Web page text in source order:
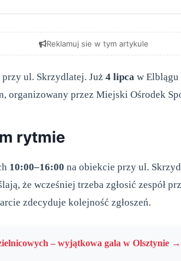
Reklamuj sie w tym artykule
przy ul. Skrzydlatej. Już 4 lipca w
organizowany przez Miejski Ośrodek
rytmie
10:00–16:00 na obiekcie przy ul.
że wcześniej trzeba zgłosić zespół
zdecyduje kolejność zgłoszeń.
– wyjątkowa gala w Olsztynie →